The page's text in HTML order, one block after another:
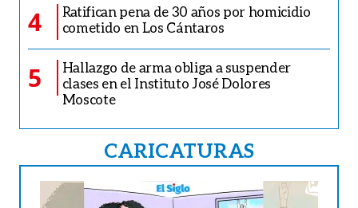
4
Ratifican pena de 30 años por homicidio
cometido en Los Cántaros
5
Hallazgo de arma obliga a suspender
clases en el Instituto José Dolores
Moscote
CARICATURAS